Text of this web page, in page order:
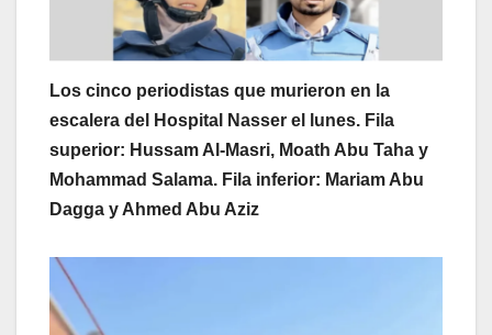
Los cinco periodistas que murieron en la
escalera del Hospital Nasser el lunes. Fila
superior: Hussam Al-Masri, Moath Abu Taha y
Mohammad Salama. Fila inferior: Mariam Abu
Dagga y Ahmed Abu Aziz